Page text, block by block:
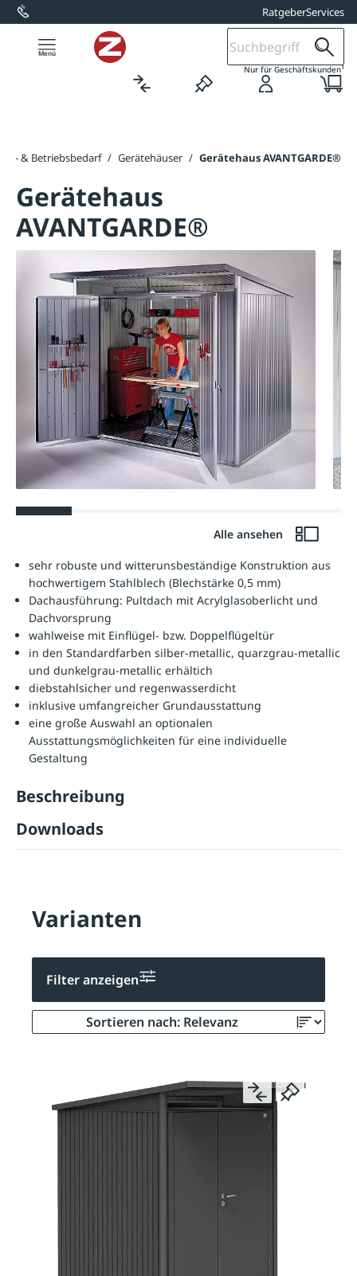
springen RatgeberServices
Nur für Geschäftskunden1
& Betriebsbedarf / Gerätehäuser / Gerätehaus AVANTGARDE®
Gerätehaus
AVANTGARDE®
Alle ansehen
sehr robuste und witterunsbeständige Konstruktion aus
hochwertigem Stahlblech (Blechstärke 0,5 mm)
Dachausführung: Pultdach mit Acrylglasoberlicht und
Dachvorsprung
wahlweise mit Einflügel- bzw. Doppelflügeltür
in den Standardfarben silber-metallic, quarzgrau-metallic
und dunkelgrau-metallic erhältich
diebstahlsicher und regenwasserdicht
inklusive umfangreicher Grundausstattung
eine große Auswahl an optionalen
Ausstattungsmöglichkeiten für eine individuelle
Gestaltung
Beschreibung
Downloads
Varianten
Filter anzeigen